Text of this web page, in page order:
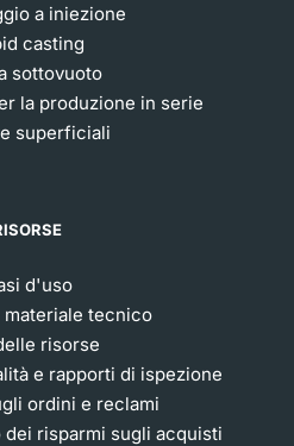
a iniezione
casting
sottovuoto
la produzione in serie
superficiali
d'uso
materiale tecnico
risorse
e rapporti di ispezione
ordini e reclami
risparmi sugli acquisti